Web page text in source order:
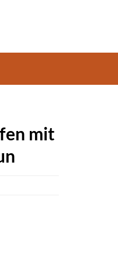
mit